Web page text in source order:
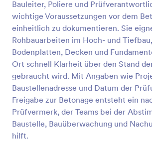
Bauleiter, Poliere und
wichtige Voraussetzungen vor dem
einheitlich zu dokumentieren. Sie
Rohbauarbeiten im Hoch- und
Bodenplatten, Decken und
Ort schnell Klarheit über den Stand
gebraucht wird. Mit Angaben wie
Baustellenadresse und Datum der
Freigabe zur Betonage entsteht ein
Prüfvermerk, der Teams bei der
Baustelle, Bauüberwachung und
hilft.
Vorschau